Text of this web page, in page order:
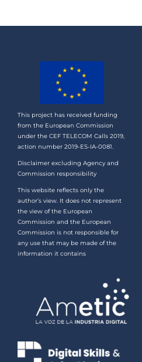
This project has received funding
from the European Commission
under the CEF TELECOM Calls 2019,
action number 2019-ES-IA-0081.
Disclaimer excluding Agency and
Commission responsibility
This website reflects only the
author’s view. It does not represent
the view of the European
Commission and the European
Commission is not responsible for
any use that may be made of the
information it contains